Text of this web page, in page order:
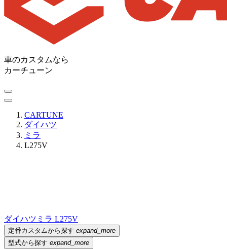
車のカスタムなら
カーチューン
CARTUNE
ダイハツ
ミラ
L275V
ダイハツ ミラ L275V
定番カスタムから探す expand_more
型式から探す expand_more